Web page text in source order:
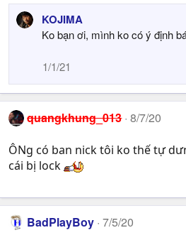
KOJIMA
Ko bạn ơi, mình ko có ý định
1/1/21
quangkhung_013 8/7/20
ÔNg có ban nick tôi ko thế tự
cái bị lock
BadPlayBoy 7/5/20